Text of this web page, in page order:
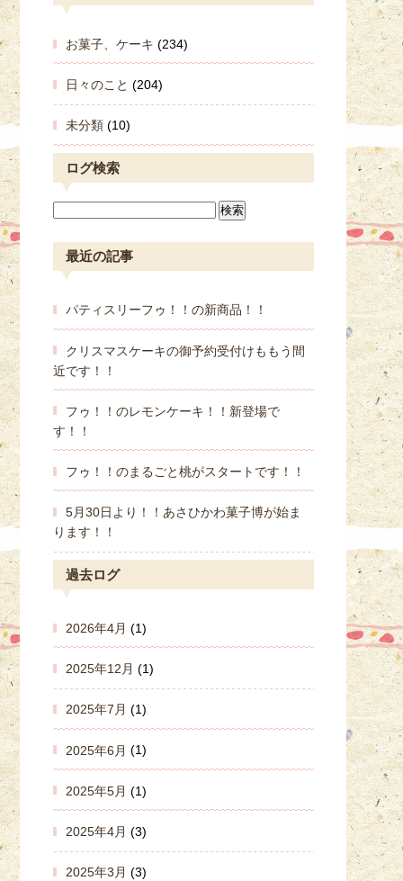
お菓子、ケーキ (234)
日々のこと (204)
未分類 (10)
ログ検索
最近の記事
パティスリーフゥ！！の新商品！！
クリスマスケーキの御予約受付けももう間
近です！！
フゥ！！のレモンケーキ！！新登場で
す！！
フゥ！！のまるごと桃がスタートです！！
5月30日より！！あさひかわ菓子博が始ま
ります！！
過去ログ
2026年4月 (1)
2025年12月 (1)
2025年7月 (1)
2025年6月 (1)
2025年5月 (1)
2025年4月 (3)
2025年3月 (3)